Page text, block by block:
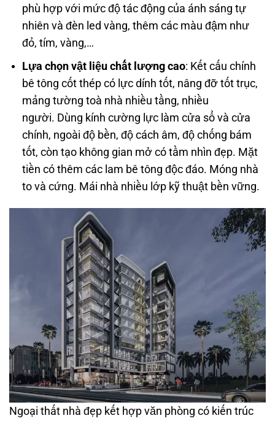
phù hợp với mức độ tác động của ánh sáng tự
nhiên và đèn led vàng, thêm các màu đậm như
đỏ, tím, vàng,…
Lựa chọn vật liệu chất lượng cao: Kết cấu chính
bê tông cốt thép có lực dính tốt, nâng đỡ tốt trục,
mảng tường toà nhà nhiều tầng, nhiều
người. Dùng kính cường lực làm cửa sổ và cửa
chính, ngoài độ bền, độ cách âm, độ chống bám
tốt, còn tạo không gian mở có tầm nhìn đẹp. Mặt
tiền có thêm các lam bê tông độc đáo. Móng nhà
to và cứng. Mái nhà nhiều lớp kỹ thuật bền vững.
Ngoại thất nhà đẹp kết hợp văn phòng có kiến trúc